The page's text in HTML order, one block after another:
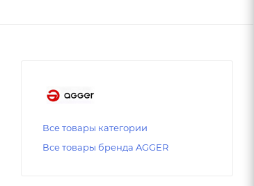
Все товары категории
Все товары бренда AGGER